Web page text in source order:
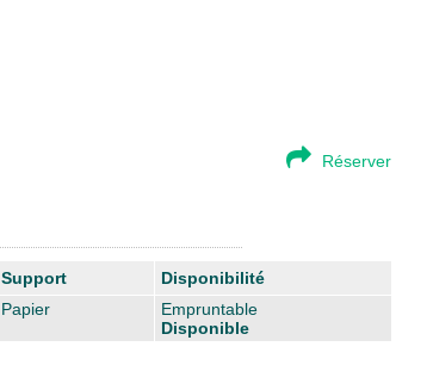
Réserver
Support
Disponibilité
Papier
Empruntable
Disponible